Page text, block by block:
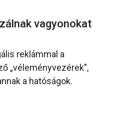
vagyonokat
reklámmal a
„véleményvezérek”,
a hatóságok.